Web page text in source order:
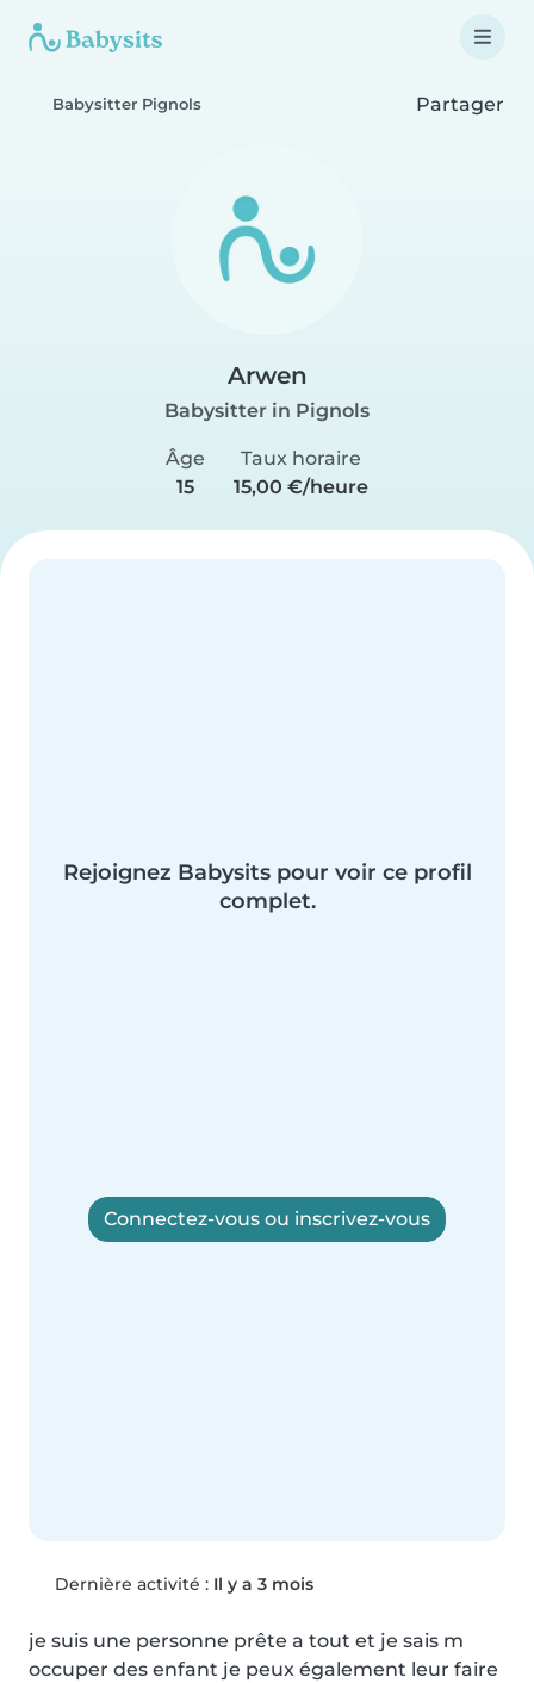
Babysitter Pignols Partager
Arwen
Babysitter in Pignols
Âge
15
Taux horaire
15,00 €/heure
Rejoignez Babysits pour voir ce profil
complet.
Connectez-vous ou inscrivez-vous
Dernière activité : Il y a 3 mois
je suis une personne prête a tout et je sais m
occuper des enfant je peux également leur faire